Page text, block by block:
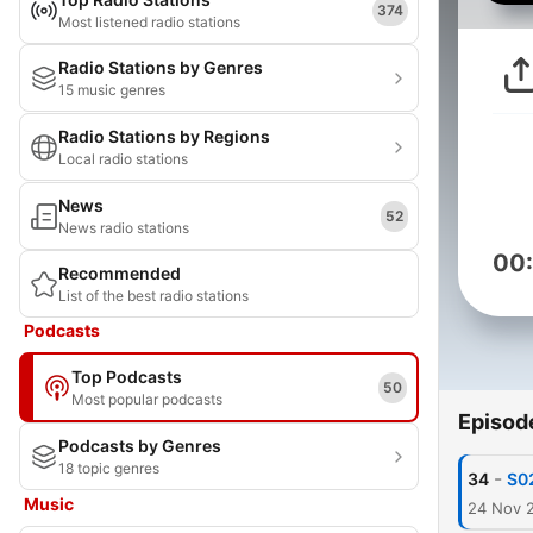
Most listened radio stations
374
Radio Stations by Genres
15 music genres
Radio Stations by Regions
Local radio stations
News
News radio stations
52
Recommended
List of the best radio stations
Podcasts
Top Podcasts
Most popular podcasts
50
Podcasts by Genres
18 topic genres
Music
34 -
24 Nov